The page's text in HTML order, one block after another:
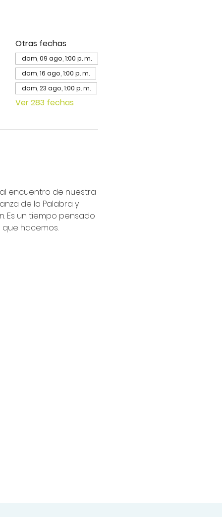
Otras fechas
dom, 09 ago, 1:00 p. m.
dom, 16 ago, 1:00 p. m.
dom, 23 ago, 1:00 p. m.
Ver 283 fechas
encuentro de nuestra
de la Palabra y
Es un tiempo pensado
hacemos.